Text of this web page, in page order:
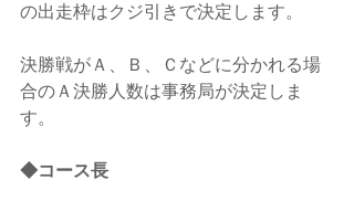
の出走枠はクジ引きで決定します。
決勝戦がＡ、Ｂ、Ｃなどに分かれる場
合のＡ決勝人数は事務局が決定しま
す。
◆コース長